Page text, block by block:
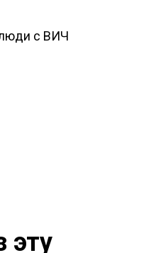
люди с ВИЧ
эту